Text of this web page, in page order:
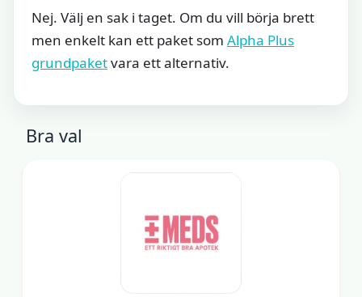
Nej. Välj en sak i taget. Om du vill börja brett
men enkelt kan ett paket som Alpha Plus
grundpaketvara ett alternativ.
Bra val